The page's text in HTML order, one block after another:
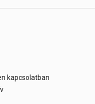
kapcsolatban